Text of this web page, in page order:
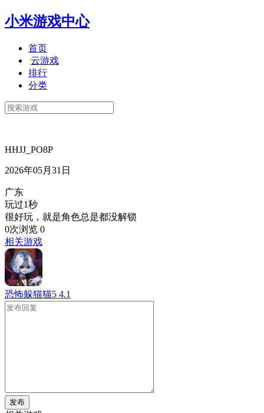
小米游戏中心
首页
云游戏
排行
分类
HHJJ_PO8P
2026年05月31日
广东
玩过1秒
很好玩，就是角色总是都没解锁
0次浏览 0
相关游戏
恐怖躲猫猫5 4.1
发布